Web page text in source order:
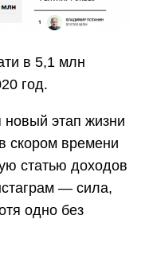
в 5,1 млн
год.
новый этап жизни
скором времени
статью доходов
— сила,
одно без